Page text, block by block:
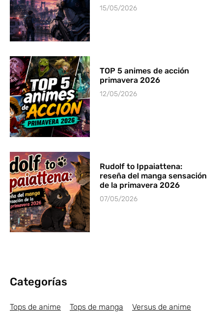
15/05/2026
TOP 5 animes de acción
primavera 2026
12/05/2026
Rudolf to Ippaiattena:
reseña del manga sensación
de la primavera 2026
07/05/2026
Categorías
Tops de anime Tops de manga Versus de anime